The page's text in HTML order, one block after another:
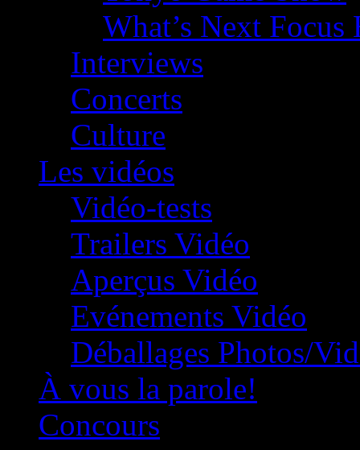
What’s Next
Interviews
Concerts
Culture
Les vidéos
Vidéo-tests
Trailers Vidéo
Aperçus Vidéo
Evénements Vidéo
Déballages Photos/
À vous la parole!
Concours